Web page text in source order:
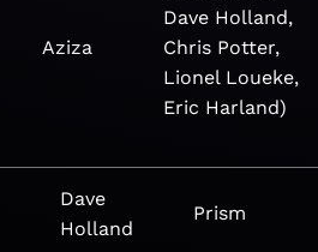
Aziza
Dave Holland,
Chris Potter,
Lionel Loueke,
Eric Harland)
Dave
Holland
Prism